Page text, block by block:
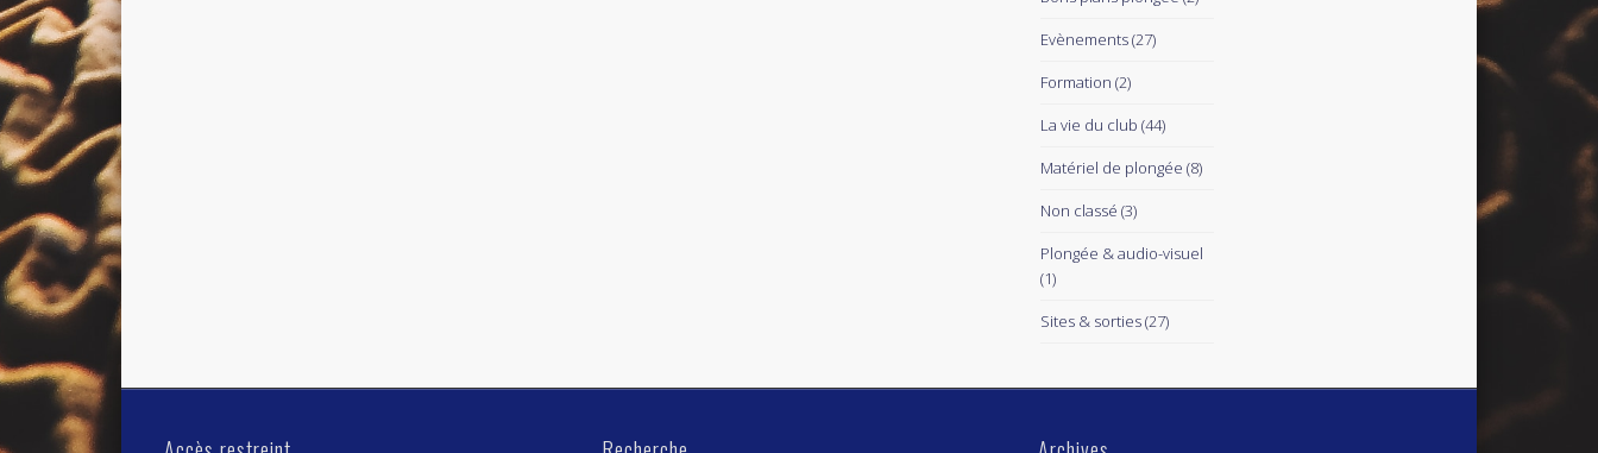
Evènements(27)
Formation (2)
La vie du club (44)
Matériel de plongée (8)
Non classé (3)
Plongée & audio-visuel
(1)
Sites & sorties(27)